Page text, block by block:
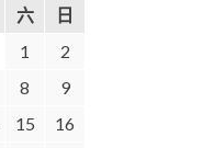
六
日
1
2
8
9
15
16